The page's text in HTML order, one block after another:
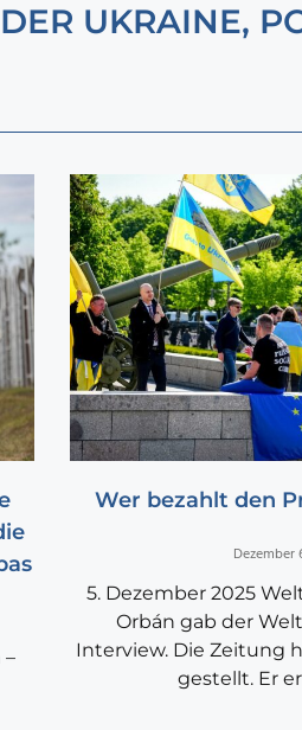
UKRAINE,
Wer bezahlt den
Dezember
5. Dezember 2025
Orbán gab der
Interview. Die Zeitung
gestellt. Er